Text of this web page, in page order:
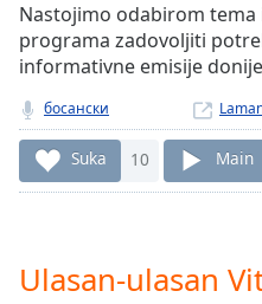
live,
currently
behind
liveLIVE
Remaining
Time-
Chapters
Nastojimo odabirom
programa zadovoljiti
informativne emisije
босански
Suka 10 Main
Ulasan-ulasan